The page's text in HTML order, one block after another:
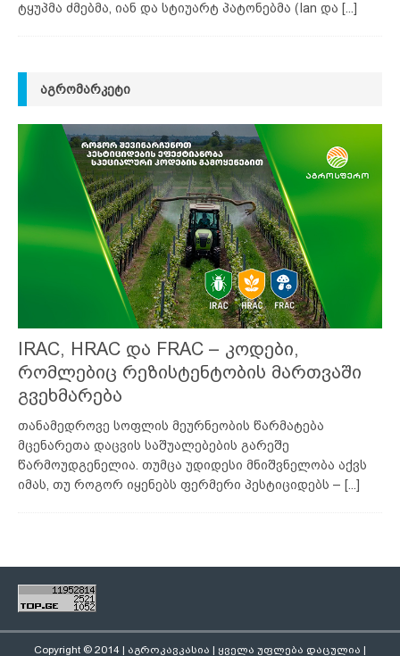
ტყუპმა ძმებმა, იან და სტიუარტ პატონებმა (Ian და [...]
ᲐᲒᲠᲝᲛᲐᲠᲙᲔᲢᲘ
IRAC, HRAC და FRAC – კოდები,
რომლებიც რეზისტენტობის მართვაში
გვეხმარება
თანამედროვე სოფლის მეურნეობის წარმატება
მცენარეთა დაცვის საშუალებების გარეშე
წარმოუდგენელია. თუმცა უდიდესი მნიშვნელობა აქვს
იმას, თუ როგორ იყენებს ფერმერი პესტიციდებს – [...]
Copyright © 2014 | აგროკავკასია | ყველა უფლება დაცულია |